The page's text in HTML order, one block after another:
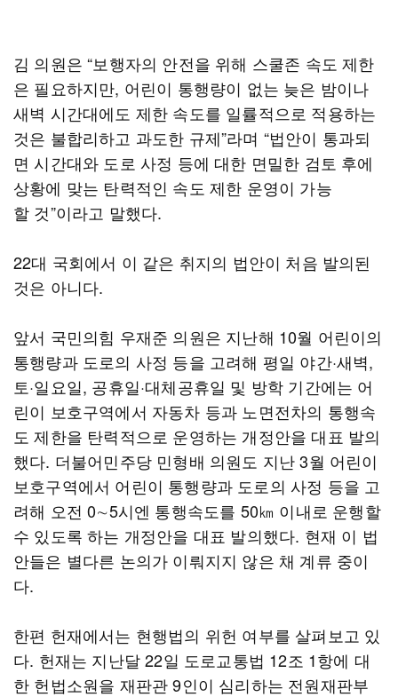
김 의원은 “보행자의 안전을 위해 스쿨존 속도 제한
은 필요하지만, 어린이 통행량이 없는 늦은 밤이나
새벽 시간대에도 제한 속도를 일률적으로 적용하는
것은 불합리하고 과도한 규제”라며 “법안이 통과되
면 시간대와 도로 사정 등에 대한 면밀한 검토 후에
상황에 맞는 탄력적인 속도 제한 운영이 가능
할 것”이라고 말했다.
22대 국회에서 이 같은 취지의 법안이 처음 발의된
것은 아니다.
앞서 국민의힘 우재준 의원은 지난해 10월 어린이의
통행량과 도로의 사정 등을 고려해 평일 야간·새벽,
토·일요일, 공휴일·대체공휴일 및 방학 기간에는 어
린이 보호구역에서 자동차 등과 노면전차의 통행속
도 제한을 탄력적으로 운영하는 개정안을 대표 발의
했다. 더불어민주당 민형배 의원도 지난 3월 어린이
보호구역에서 어린이 통행량과 도로의 사정 등을 고
려해 오전 0∼5시엔 통행속도를 50㎞ 이내로 운행할
수 있도록 하는 개정안을 대표 발의했다. 현재 이 법
안들은 별다른 논의가 이뤄지지 않은 채 계류 중이
다.
한편 헌재에서는 현행법의 위헌 여부를 살펴보고 있
다. 헌재는 지난달 22일 도로교통법 12조 1항에 대
한 헌법소원을 재판관 9인이 심리하는 전원재판부